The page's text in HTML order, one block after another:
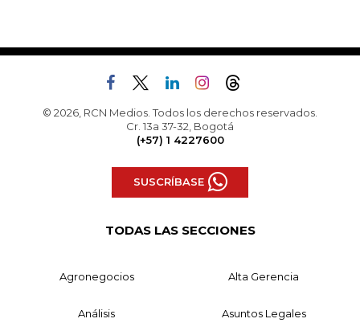
© 2026, RCN Medios. Todos los derechos reservados.
Cr. 13a 37-32, Bogotá
(+57) 1 4227600
SUSCRÍBASE
TODAS LAS SECCIONES
Agronegocios Alta Gerencia
Análisis Asuntos Legales